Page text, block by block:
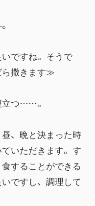
ですね。そうで
ら撒きます≫
立つ……。
、晩と決まった時
いただきます。す
することができる
ですし、調理して